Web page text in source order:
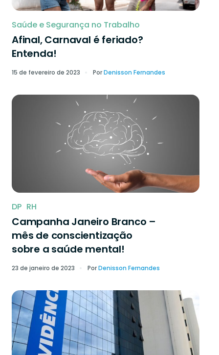
Saúde e Segurança no Trabalho
Afinal, Carnaval é feriado?
Entenda!
15 de fevereiro de 2023 PorDenisson Fernandes
DP RH
Campanha Janeiro Branco –
mês de conscientização
sobre a saúde mental!
23 de janeiro de 2023 PorDenisson Fernandes